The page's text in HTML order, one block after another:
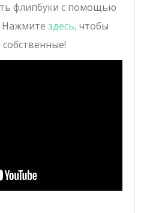
флипбуки с помощью
Нажмитездесь, чтобы